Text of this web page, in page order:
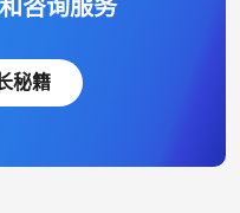
咨询服务
秘籍